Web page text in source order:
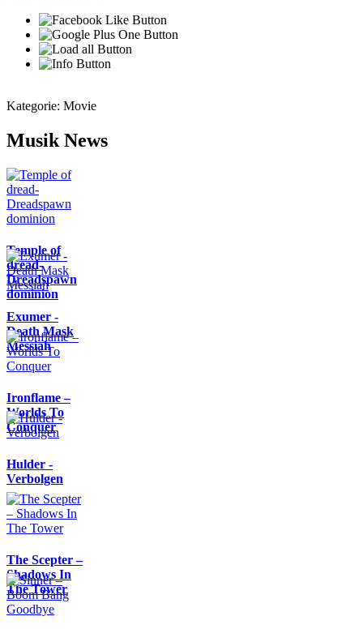
Kategorie: Movie
Musik News
Temple of
dread-
Dreadspawn
dominion
Exumer -
Death Mask
Messiah
Ironflame –
Worlds To
Conquer
Hulder -
Verbolgen
The Scepter –
Shadows In
The Tower